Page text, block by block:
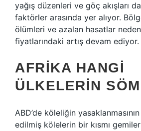
yağış düzenleri ve göç akışları
faktörler arasında yer alıyor.
ölümleri ve azalan hasatlar
fiyatlarındaki artış devam ediyor.
AFRIKA HANGI
ÜLKELERIN
ABD’de köleliğin
edilmiş kölelerin bir kısmı